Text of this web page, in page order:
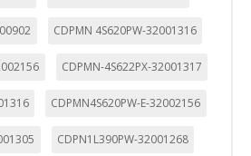
CDPMN 4S620PW-32001316
CDPMN-4S622PX-32001317
CDPMN4S620PW-E-32002156
CDPN1L390PW-32001268
tus cookies desde la sección
al pie de la página. También puedes